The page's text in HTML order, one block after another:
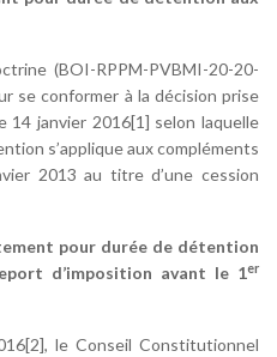
(BOI-RPPM-PVBMI-20-20-
se conformer à la décision prise
janvier 2016[1] selon laquelle
s’applique aux compléments
2013 au titre d’une cession
pour durée de détention
d’imposition avant le 1er
le Conseil Constitutionnel